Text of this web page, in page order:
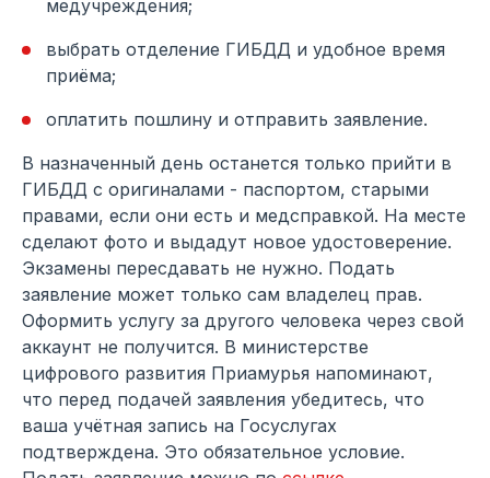
медучреждения;
выбрать отделение ГИБДД и удобное время
приёма;
оплатить пошлину и отправить заявление.
В назначенный день останется только прийти в
ГИБДД с оригиналами - паспортом, старыми
правами, если они есть и медсправкой. На месте
сделают фото и выдадут новое удостоверение.
Экзамены пересдавать не нужно. Подать
заявление может только сам владелец прав.
Оформить услугу за другого человека через свой
аккаунт не получится. В министерстве
цифрового развития Приамурья напоминают,
что перед подачей заявления убедитесь, что
ваша учётная запись на Госуслугах
подтверждена. Это обязательное условие.